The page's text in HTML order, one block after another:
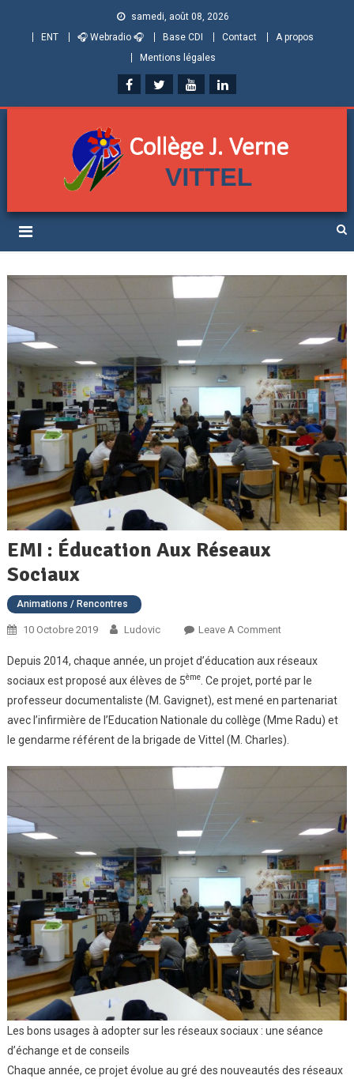
samedi, août 08, 2026
ENT
🎧 Webradio 🎧 Base CDI Contact
A propos
Mentions légales
Collège Jules Verne de
Vittel (Vosges)
EMI : Éducation Aux Réseaux
Sociaux
Animations / Rencontres
10 Octobre 2019 Ludovic Leave A CommentOn
:
Éducation
Aux
Réseaux
Sociaux
Depuis 2014, chaque année, un projet d’éducation aux réseaux
sociaux est proposé aux élèves de 5ème. Ce projet, porté par le
professeur documentaliste (M. Gavignet), est mené en partenariat
avec l’infirmière de l’Education Nationale du collège (Mme Radu) et
le gendarme référent de la brigade de Vittel (M. Charles).
Les bons usages à adopter sur les réseaux sociaux : une séance
d’échange et de conseils
Chaque année, ce projet évolue au gré des nouveautés des réseaux